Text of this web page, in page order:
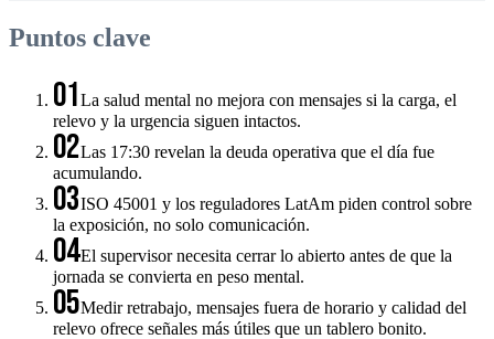
Puntos clave
01La salud mental no mejora con mensajes si la carga, el
relevo y la urgencia siguen intactos.
02Las 17:30 revelan la deuda operativa que el día fue
acumulando.
03ISO 45001 y los reguladores LatAm piden control sobre
la exposición, no solo comunicación.
04El supervisor necesita cerrar lo abierto antes de que la
jornada se convierta en peso mental.
05Medir retrabajo, mensajes fuera de horario y calidad del
relevo ofrece señales más útiles que un tablero bonito.